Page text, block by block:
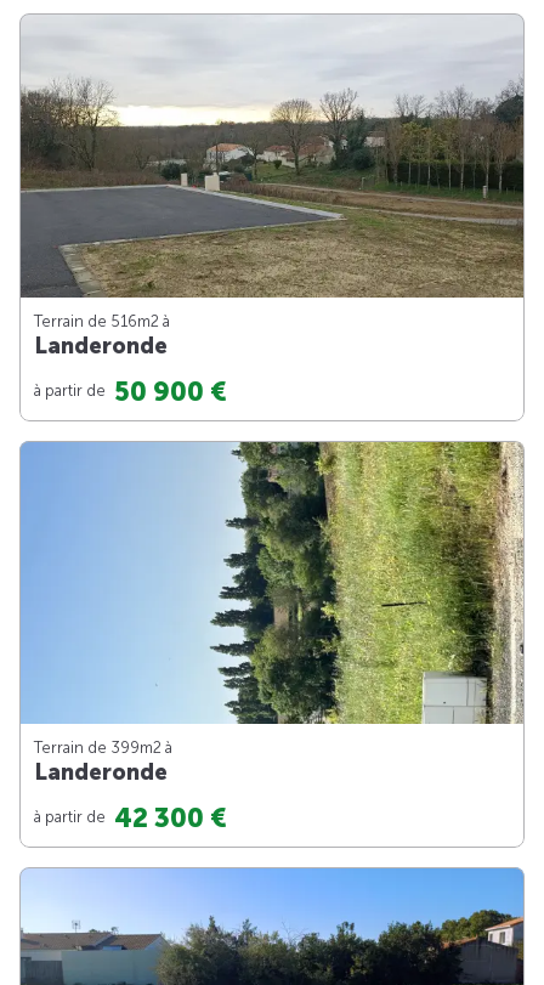
Terrain de 516m2 à
Landeronde
à partir de 50 900 €
Terrain de 399m2 à
Landeronde
à partir de 42 300 €